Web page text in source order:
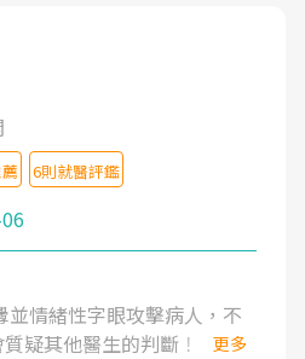
6則就醫評鑑
並情緒性字眼攻擊病人，不
疑其他醫生的判斷！
更多